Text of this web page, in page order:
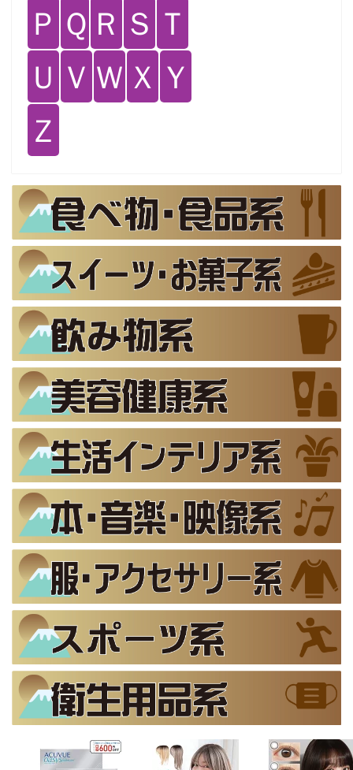
Ｐ Ｑ Ｒ Ｓ Ｔ
Ｕ Ｖ Ｗ Ｘ Ｙ
Ｚ